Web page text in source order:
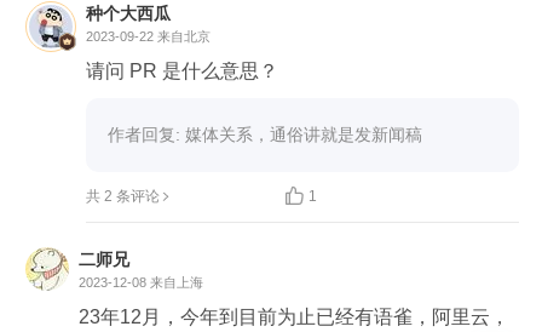
种个大西瓜
2023-09-22 来自北京
请问 PR 是什么意思？
作者回复: 媒体关系，通俗讲就是发新闻稿
共 2 条评论  1
二师兄
2023-12-08 来自上海
23年12月，今年到目前为止已经有语雀，阿里云，